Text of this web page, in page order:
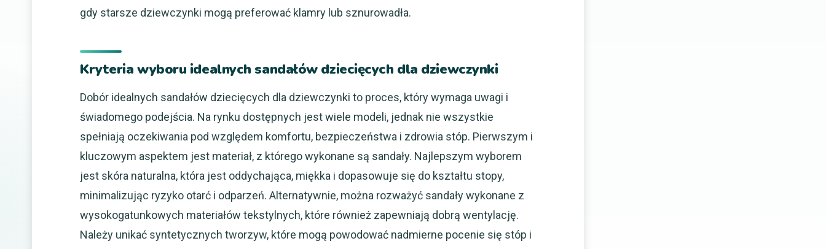
gdy starsze dziewczynki mogą preferować klamry lub sznurowadła.
Kryteria wyboru idealnych sandałów dziecięcych dla dziewczynki
Dobór idealnych sandałów dziecięcych dla dziewczynki to proces, który wymaga uwagi i
świadomego podejścia. Na rynku dostępnych jest wiele modeli, jednak nie wszystkie
spełniają oczekiwania pod względem komfortu, bezpieczeństwa i zdrowia stóp. Pierwszym i
kluczowym aspektem jest materiał, z którego wykonane są sandały. Najlepszym wyborem
jest skóra naturalna, która jest oddychająca, miękka i dopasowuje się do kształtu stopy,
minimalizując ryzyko otarć i odparzeń. Alternatywnie, można rozważyć sandały wykonane z
wysokogatunkowych materiałów tekstylnych, które również zapewniają dobrą wentylację.
Należy unikać syntetycznych tworzyw, które mogą powodować nadmierne pocenie się stóp i